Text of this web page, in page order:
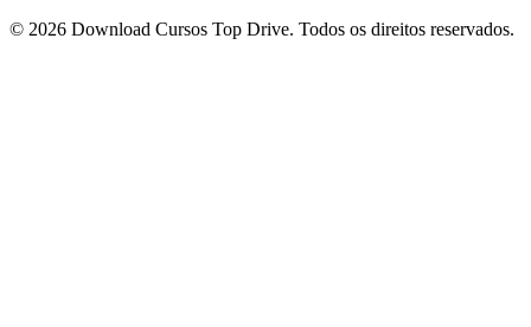
© 2026 Download Cursos Top Drive. Todos os direitos reservados.